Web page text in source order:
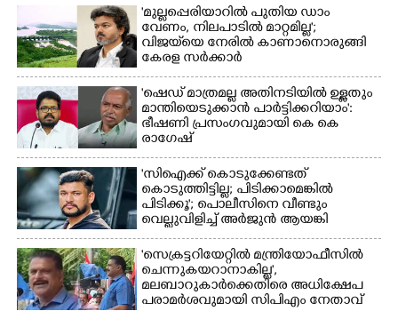
'മുല്ലപ്പെരിയാറിൽ പുതിയ ഡാം
വേണം, നിലപാടിൽ മാറ്റമില്ല';
വിജയ്‌യെ നേരിൽ കാണാനൊരുങ്ങി
കേരള സർക്കാർ
'ഷെഡ് മാത്രമല്ല അതിനടിയിൽ ഉള്ളതും
മാന്തിയെടുക്കാൻ പാർട്ടിക്കറിയാം':
ഭീഷണി പ്രസംഗവുമായി കെ കെ
രാഗേഷ്
'സിഐക്ക് കൊടുക്കേണ്ടത്
കൊടുത്തിട്ടില്ല; പിടിക്കാമെങ്കിൽ
പിടിക്കൂ'; പൊലീസിനെ വീണ്ടും
വെല്ലുവിളിച്ച് അർജുൻ ആയങ്കി
'സെക്രട്ടറിയേറ്റിൽ മന്ത്രിയോഫീസിൽ
ചെന്നുകയറാനാകില്ല',
മലബാറുകാർക്കെതിരെ അധിക്ഷേപ
പരാമർശവുമായി സിപിഎം നേതാവ്‌